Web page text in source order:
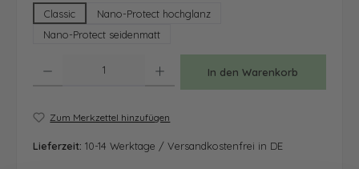
Classic
Nano-Protect hochglanz
Nano-Protect seidenmatt
In den Warenkorb
Zum Merkzettel hinzufügen
Lieferzeit: 10-14 Werktage / Versandkostenfrei in DE